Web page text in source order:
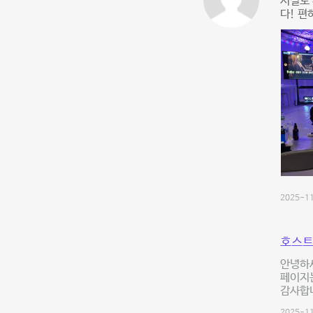
다! 편
2025-
호스
안녕하
페이지
감사